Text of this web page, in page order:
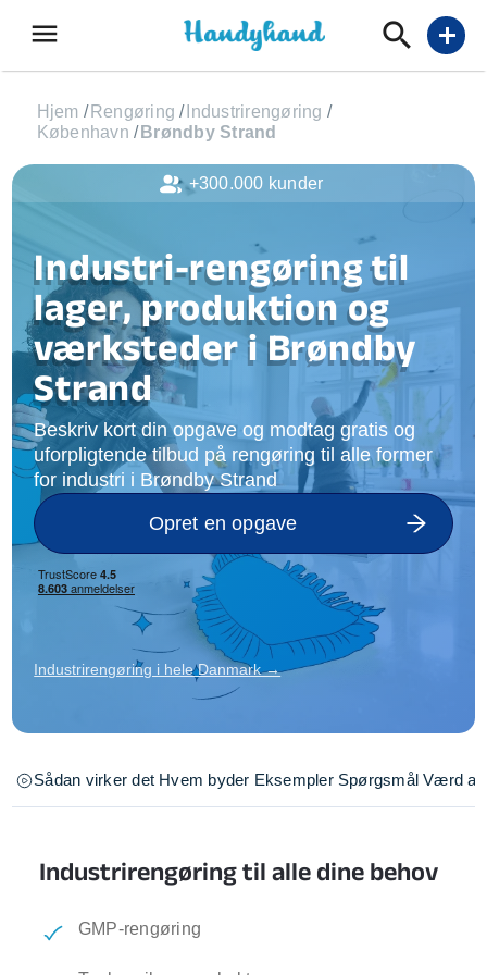
menu add
Hjem / Rengøring / Industrirengøring /
København / Brøndby Strand
Industri-rengøring til
lager, produktion og
værksteder i Brøndby
Strand
Beskriv kort din opgave og modtag gratis og
uforpligtende tilbud på rengøring til alle former
for industri i Brøndby Strand
Opret en opgave
Industrirengøring i hele Danmark →
Sådan virker det Hvem byder Eksempler Spørgsmål Værd at
Industrirengøring til alle dine behov
GMP-rengøring
+300.000 kunder